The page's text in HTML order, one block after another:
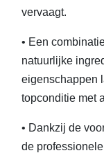
vervaagt.
• Een
natuurlijke
eigenschappen
topconditie met
• Dankzij de
de